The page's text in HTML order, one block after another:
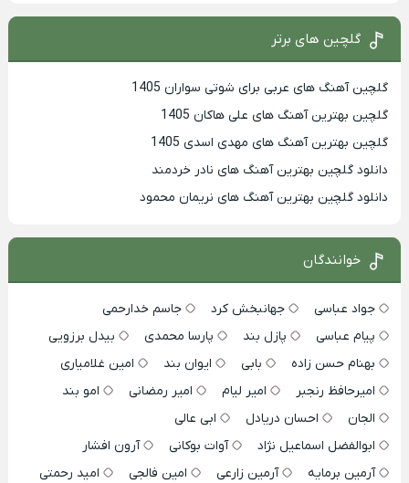
گلچین های برتر
گلچین آهنگ های عربی برای شوتی سواران 1405
گلچین بهترين آهنگ های علی هاکان 1405
گلچین بهترین آهنگ های مهدی اسدی 1405
دانلود گلچین بهترین آهنگ های نادر خردمند
دانلود گلچین بهترین آهنگ های نریمان محمود
خوانندگان
جواد عباسی جهانبخش کرد
جاسم خدارحمی
پیام عباسی
پازل بند پارسا محمدی
بیدل برزویی
بهنام حسن زاده
بابی ایوان بند
امین غلامیاری
امیرحافظ رنجبر
امیر لیام امیر رمضانی
امو بند
الجان
احسان دریادل
ابی عالی
ابوالفضل اسماعیل نژاد
آوات بوکانی
آرون افشار
آرمین برمایه
آرمین زارعی امین فالجی
امید رحمتی